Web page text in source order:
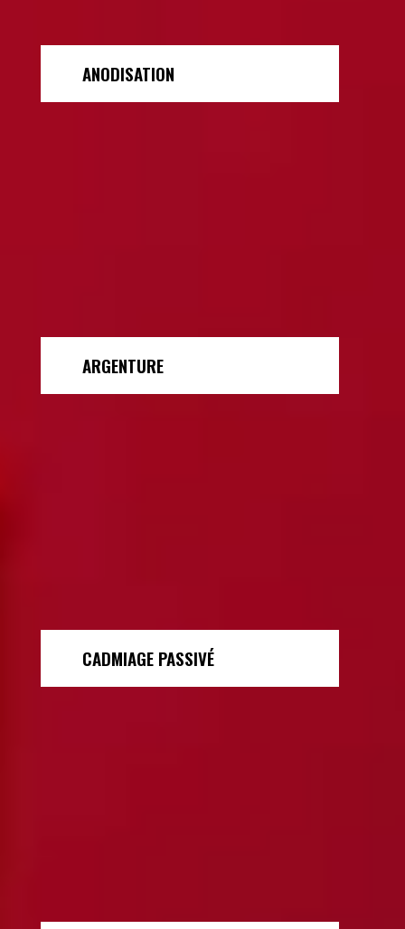
ANODISATION
ARGENTURE
CADMIAGE PASSIVÉ